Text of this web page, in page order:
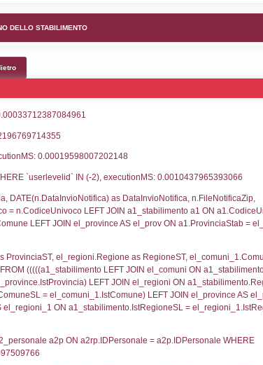
SU AUTORIZZAZIONI/CERTIFICAZIONI E
TERRITORIO CIRCOSTANTE LO
DELLO STABILIMENTO E RIEPILOGO
INCIDENTALI CON IMPATTO